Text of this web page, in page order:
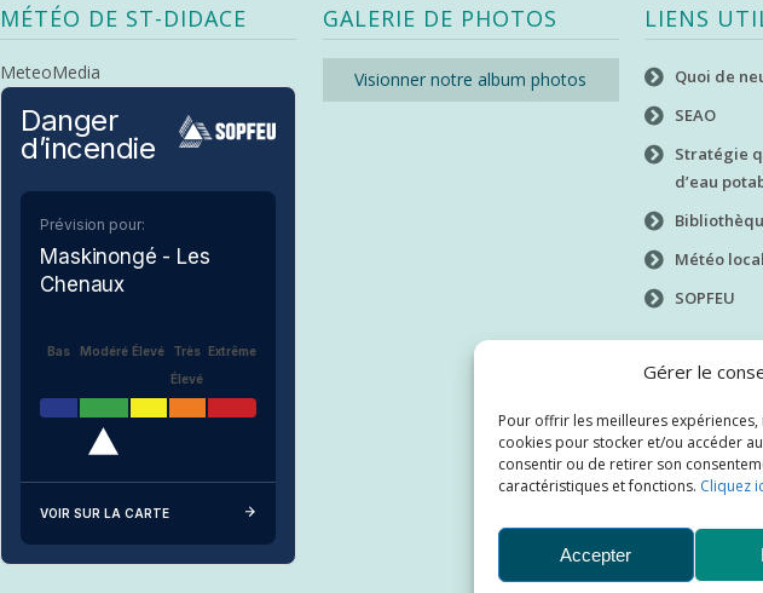
Gérer le
Pour offrir les meilleures
cookies pour stocker et/ou accéder
consentir ou de retirer son
caractéristiques et fonctions. Cliquez
Accepter
MÉTÉO DE ST-DIDACE
MeteoMedia
Danger
d’incendie
Prévision pour:
Maskinongé - Les
Chenaux
Bas Modéré Élevé
Très
Élevé
Extrême
VOIR SUR LA CARTE
GALERIE DE PHOTOS
Visionner notre album photos
LIENS
Quoi de
SEAO
Stratégie
d’eau
Météo
SOPFEU